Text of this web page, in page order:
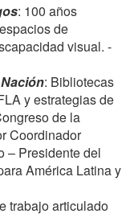
: 100 años
de
visual. -
: Bibliotecas
y estrategias de
de la
Coordinador
– Presidente del
América Latina y
trabajo articulado